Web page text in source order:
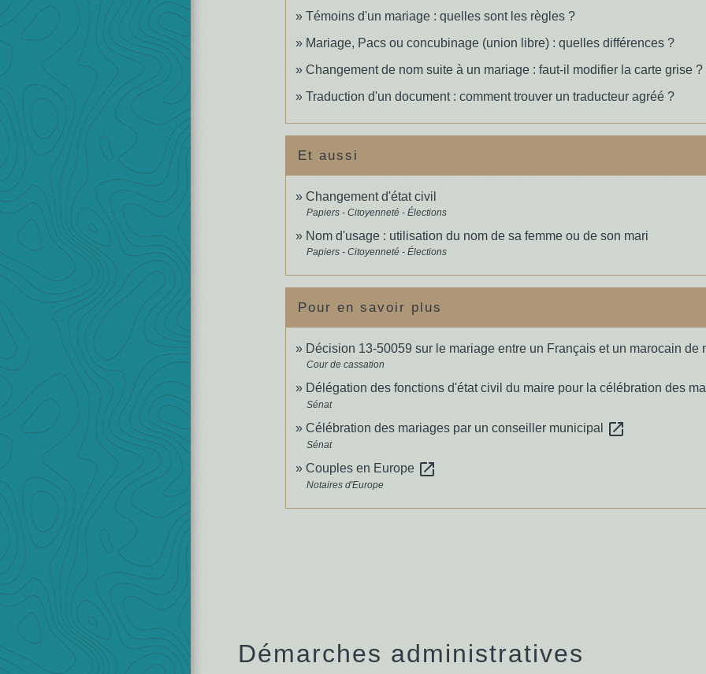
Témoins d'un mariage : quelles sont les règles ?
Mariage, Pacs ou concubinage (union libre) : quelles différences ?
Changement de nom suite à un mariage : faut-il modifier la carte grise ?
Traduction d'un document : comment trouver un traducteur agréé ?
Et aussi
Changement d'état civil
Papiers - Citoyenneté - Élections
Nom d'usage : utilisation du nom de sa femme ou de son mari
Papiers - Citoyenneté - Élections
Pour en savoir plus
Décision 13-50059 sur le mariage entre un Français et un marocain de
Cour de cassation
Délégation des fonctions d'état civil du maire pour la célébration des
Sénat
Célébration des mariages par un conseiller municipal open_in_new
Sénat
Couples en Europe open_in_new
Notaires d'Europe
Démarches administratives